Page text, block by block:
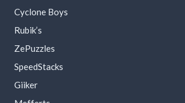
Cyclone Boys
Rubik’s
ZePuzzles
SpeedStacks
Giiker